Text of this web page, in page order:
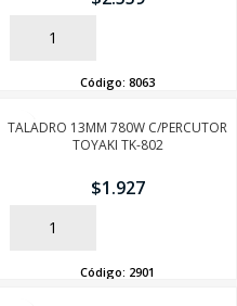
AÑADIR
Código: 8063
TALADRO 13MM 780W C/PERCUTOR
TOYAKI TK-802
$1.927
AÑADIR
Código: 2901